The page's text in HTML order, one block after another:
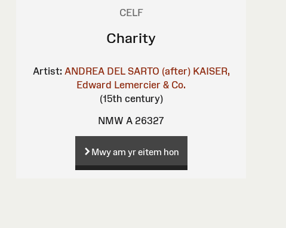
CELF
Charity
Artist: ANDREA DEL SARTO (after) KAISER,
Edward Lemercier & Co.
(15th century)
NMW A 26327
Mwy am yr eitem hon